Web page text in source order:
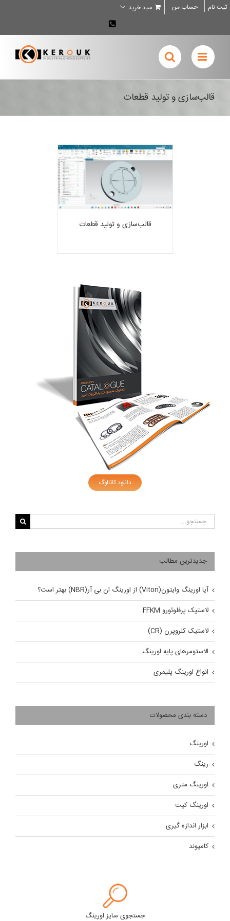
Skip
to
ثبت نام حساب من سبد خرید
02636707898
قالب‌سازی و تولید قطعات
قالب‌سازی و تولید قطعات
دانلود کاتالوگ
جستجو
برای:
جدیدترین مطالب
آیا اورینگ وایتون(Viton) از اورینگ ان بی آر(NBR) بهتر است؟
لاستیک پرفلوئورو FFKM
لاستیک کلروپرن (CR)
الاستومرهای پایه اورینگ
انواع اورینگ پلیمری
دسته بندی محصولات
اورینگ
رینگ
اورینگ متری
اورینگ کیت
ابزار اندازه گیری
کامپوند
جستجوی سایز اورینگ